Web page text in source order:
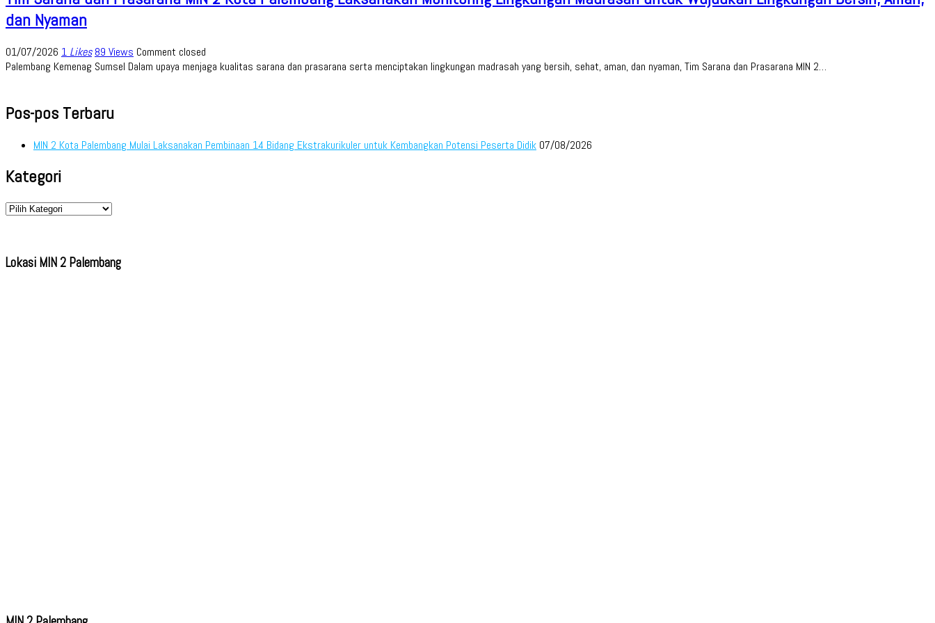
dan Nyaman
01/07/2026 1 Likes 89 Views Comment closed
Palembang Kemenag Sumsel Dalam upaya menjaga kualitas sarana dan prasarana serta menciptakan lingkungan madrasah yang bersih, sehat, aman, dan nyaman, Tim Sarana dan Prasarana MIN 2…
Pos-pos Terbaru
MIN 2 Kota Palembang Mulai Laksanakan Pembinaan 14 Bidang Ekstrakurikuler untuk Kembangkan Potensi Peserta Didik 07/08/2026
Kategori
Kategori
Lokasi MIN 2 Palembang